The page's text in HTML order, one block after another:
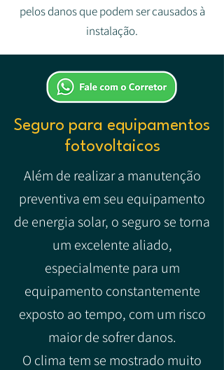
pelos danos que podem ser causados à
instalação.
Seguro para equipamentos
fotovoltaicos
Além de realizar a manutenção
preventiva em seu equipamento
de energia solar, o seguro se torna
um excelente aliado,
especialmente para um
equipamento constantemente
exposto ao tempo, com um risco
maior de sofrer danos.
O clima tem se mostrado muito